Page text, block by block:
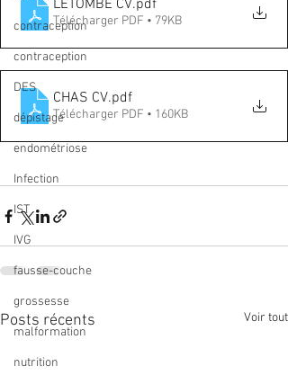
contraception
contraception
DES
dépistage
endométriose
Infection
IST
IVG
fausse-couche
grossesse
malformation
nutrition
LETOMBE CV.pdf
Télécharger PDF • 79KB
CHAS CV.pdf
Télécharger PDF • 160KB
Posts récents Voir tout